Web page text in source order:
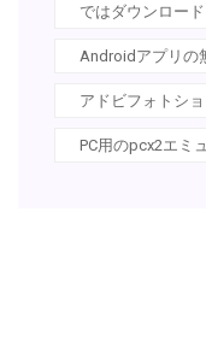
ではダウンロー
Androidアプリの
アドビフォトシ
PC用のpcx2エミ